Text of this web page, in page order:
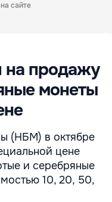
сайте
на продажу
монеты
(НБМ) в октябре
цене
и серебряные
10, 20, 50,